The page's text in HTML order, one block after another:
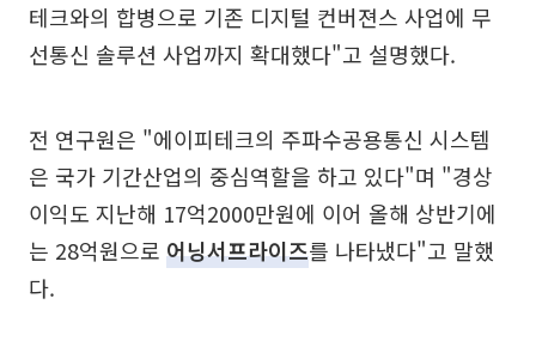
테크와의 합병으로 기존 디지털 컨버젼스 사업에 무
선통신 솔루션 사업까지 확대했다"고 설명했다.
전 연구원은 "에이피테크의 주파수공용통신 시스템
은 국가 기간산업의 중심역할을 하고 있다"며 "경상
이익도 지난해 17억2000만원에 이어 올해 상반기에
는 28억원으로 어닝서프라이즈를 나타냈다"고 말했
다.